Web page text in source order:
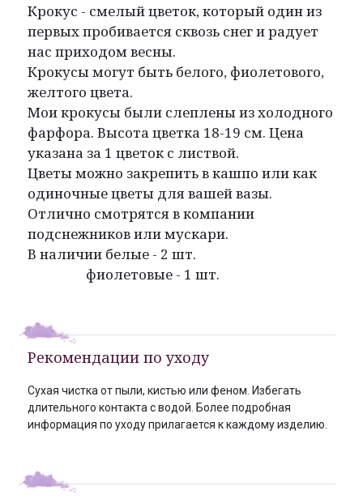
Крокус - смелый цветок, который один из
первых пробивается сквозь снег и радует
нас приходом весны.
Крокусы могут быть белого, фиолетового,
желтого цвета.
Мои крокусы были слеплены из холодного
фарфора. Высота цветка 18-19 см. Цена
указана за 1 цветок с листвой.
Цветы можно закрепить в кашпо или как
одиночные цветы для вашей вазы.
Отлично смотрятся в компании
подснежников или мускари.
В наличии белые - 2 шт.
фиолетовые - 1 шт.
Рекомендации по уходу
Сухая чистка от пыли, кистью или феном. Избегать
длительного контакта с водой. Более подробная
информация по уходу прилагается к каждому изделию.